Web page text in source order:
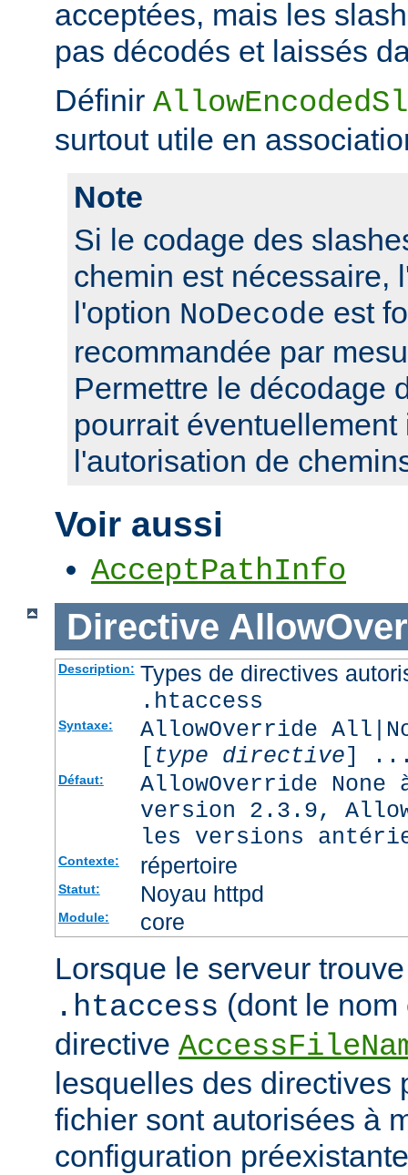
acceptées, mais les
pas décodés et laissés
Définir
surtout utile en
Note
Si le codage des
chemin est nécessaire,
l'option NoDecode est
recommandée par
Permettre le décodage
pourrait éventuellement
l'autorisation de
Voir aussi
AcceptPathInfo
Directive
Description: Types de directives
.htaccess
Syntaxe:
AllowOverride
[ type directive]
Défaut:
AllowOverride
version 2.3.9,
les versions
Contexte: répertoire
Statut: Noyau httpd
Module: core
Lorsque le serveur
.htaccess (dont le
directive
lesquelles des directives
fichier sont autorisées à
configuration